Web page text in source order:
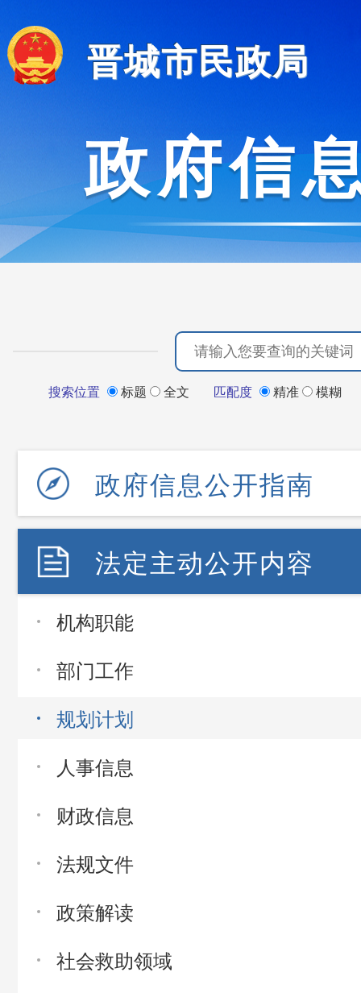
晋城市民政局
政府信
搜索位置 标题 全文 匹配度 精准 模糊
政府信息公开指南
法定主动公开内容
机构职能
部门工作
规划计划
人事信息
财政信息
法规文件
政策解读
社会救助领域